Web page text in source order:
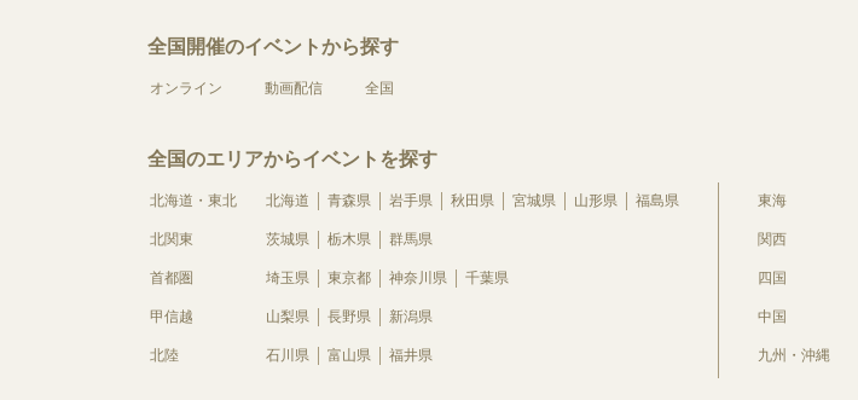
全国開催のイベントから探す
オンライン 動画配信 全国
全国のエリアからイベントを探す
北海道・東北 北海道 青森県 岩手県 秋田県 宮城県 山形県 福島県
北関東 茨城県 栃木県 群馬県
首都圏 埼玉県 東京都 神奈川県 千葉県
甲信越 山梨県 長野県 新潟県
北陸 石川県 富山県 福井県
東海
関西
四国
中国
九州・沖縄